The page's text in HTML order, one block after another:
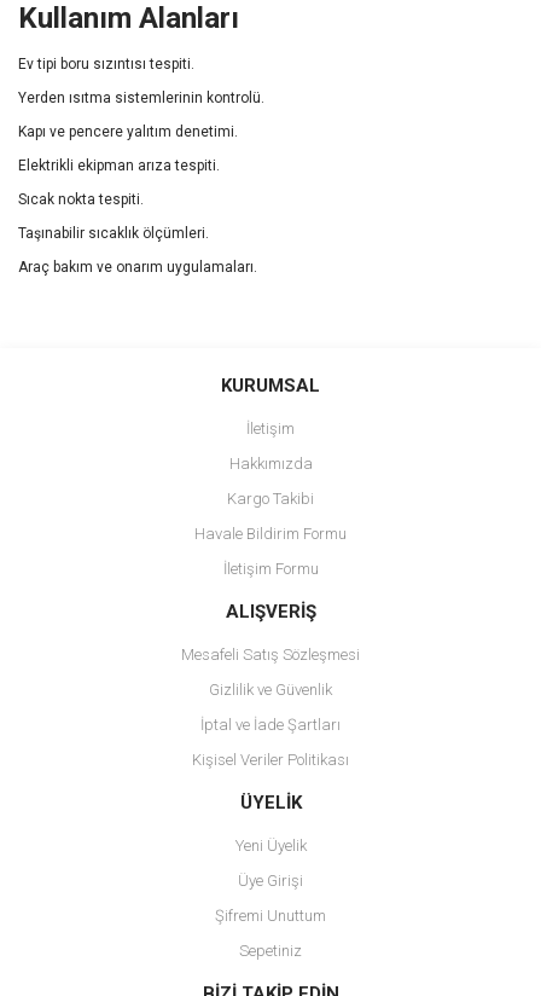
Kullanım Alanları
Ev tipi boru sızıntısı tespiti.
Yerden ısıtma sistemlerinin kontrolü.
Kapı ve pencere yalıtım denetimi.
Elektrikli ekipman arıza tespiti.
Sıcak nokta tespiti.
Taşınabilir sıcaklık ölçümleri.
Araç bakım ve onarım uygulamaları.
Bu ürüne ilk yorumu siz yapın!
Ürün resmi kalitesiz, bozuk veya görüntülenemiyor.
Ürün açıklamasında eksik bilgiler bulunuyor.
Ürün bilgilerinde hatalar bulunuyor.
Ürün fiyatı diğer sitelerden daha pahalı.
Bu ürüne benzer farklı alternatifler olmalı.
Gönder
KURUMSAL
İletişim
Hakkımızda
Kargo Takibi
Havale Bildirim Formu
İletişim Formu
ALIŞVERİŞ
Mesafeli Satış Sözleşmesi
Gizlilik ve Güvenlik
İptal ve İade Şartları
Kişisel Veriler Politikası
ÜYELİK
Yeni Üyelik
Üye Girişi
Şifremi Unuttum
Sepetiniz